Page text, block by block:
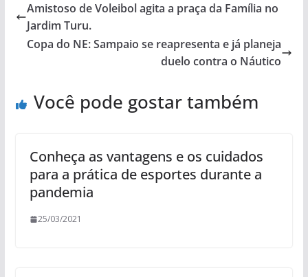
Amistoso de Voleibol agita a praça da Família no
Jardim Turu.
Copa do NE: Sampaio se reapresenta e já planeja
duelo contra o Náutico
Você pode gostar também
Conheça as vantagens e os cuidados
para a prática de esportes durante a
pandemia
25/03/2021